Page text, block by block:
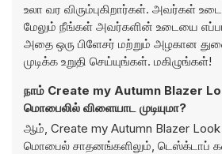
உலா வர விரும்புகிறார்கள். அவர்கள்
மேலும் நீங்கள் அவர்களின் உடையை
அதை ஒரு பிளேசர் மற்றும் அழகான
முடிக்க உறுதி செய்யுங்கள். மகிழுங்கள்!
நாம் Create my Autumn Blazer
மொபைலில் விளையாட முடியுமா?
ஆம், Create my Autumn Blazer
மொபைல் சாதனங்களிலும், டெஸ்க்டாப்